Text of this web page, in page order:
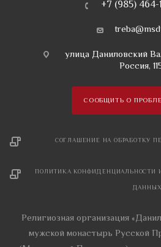
+7 (985) 464-
улица Даниловский
Россия,
СООБЩИТЬ О
СОГЛАШЕНИЕ НА ОБРАБОТКУ
ПОЛИТИКА КОНФИДЕНЦИАЛЬНОСТИ
ДАННЫХ
Религиозная организация
мужской монастырь Русской